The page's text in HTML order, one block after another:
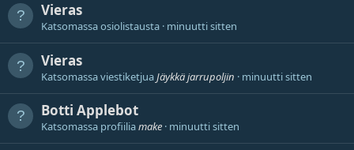
Vieras
Katsomassa osiolistausta minuutti sitten
Vieras
Katsomassa viestiketjua Jäykkä jarrupoljin minuutti sitten
Botti Applebot
Katsomassa profiiliamake minuutti sitten